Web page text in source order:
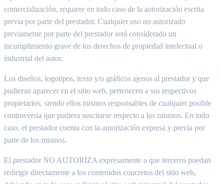
comercialización, requiere en todo caso de la autorización escrita
previa por parte del prestador. Cualquier uso no autorizado
previamente por parte del prestador será considerado un
incumplimiento grave de los derechos de propiedad intelectual o
industrial del autor.
Los diseños, logotipos, texto y/o gráficos ajenos al prestador y que
pudieran aparecer en el sitio web, pertenecen a sus respectivos
propietarios, siendo ellos mismos responsables de cualquier posible
controversia que pudiera suscitarse respecto a los mismos. En todo
caso, el prestador cuenta con la autorización expresa y previa por
parte de los mismos.
El prestador NO AUTORIZA expresamente a que terceros puedan
redirigir directamente a los contenidos concretos del sitio web,